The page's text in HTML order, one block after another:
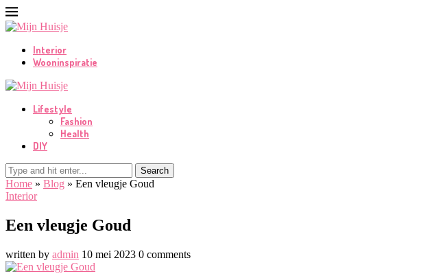
Interior
Wooninspiratie
Lifestyle
Fashion
Health
DIY
Search
Home » Blog » Een vleugje Goud
Interior
Een vleugje Goud
written by admin 10 mei 2023 0 comments